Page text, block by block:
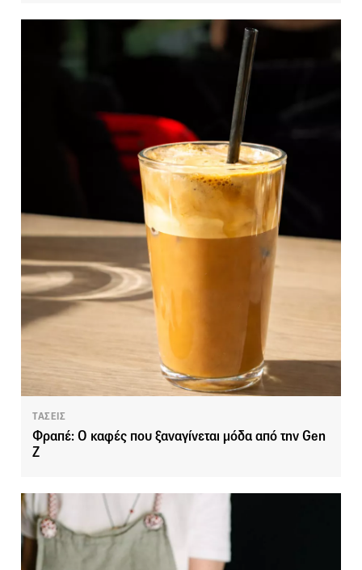
ΤΑΣΕΙΣ
Φραπέ: Ο καφές που ξαναγίνεται μόδα από την Gen
Z